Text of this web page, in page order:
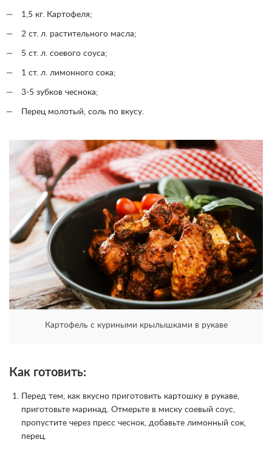
1,5 кг. Картофеля;
2 ст. л. растительного масла;
5 ст. л. соевого соуса;
1 ст. л. лимонного сока;
3-5 зубков чеснока;
Перец молотый, соль по вкусу.
Картофель с куриными крылышками в рукаве
Как готовить:
Перед тем, как вкусно приготовить картошку в рукаве,
приготовьте маринад. Отмерьте в миску соевый соус,
пропустите через пресс чеснок, добавьте лимонный сок,
перец.